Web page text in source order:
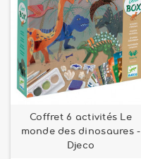
Coffret 6 activités Le
monde des dinosaures -
Djeco